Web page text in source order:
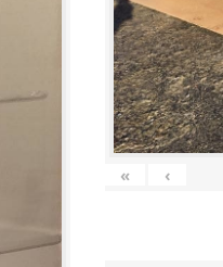
« ‹